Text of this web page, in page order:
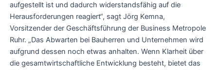
aufgestellt ist und dadurch widerstandsfähig auf die
Herausforderungen reagiert“, sagt Jörg Kemna,
Vorsitzender der Geschäftsführung der Business Metropole
Ruhr. „Das Abwarten bei Bauherren und Unternehmen wird
aufgrund dessen noch etwas anhalten. Wenn Klarheit über
die gesamtwirtschaftliche Entwicklung besteht, bietet das